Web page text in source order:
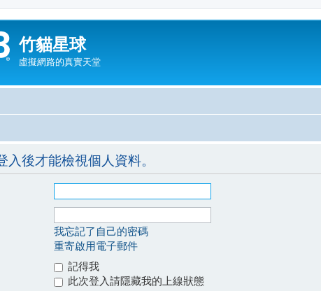
竹貓星球
虛擬網路的真實天堂
入後才能檢視個人資料。
我忘記了自己的密碼
重寄啟用電子郵件
記得我
此次登入請隱藏我的上線狀態